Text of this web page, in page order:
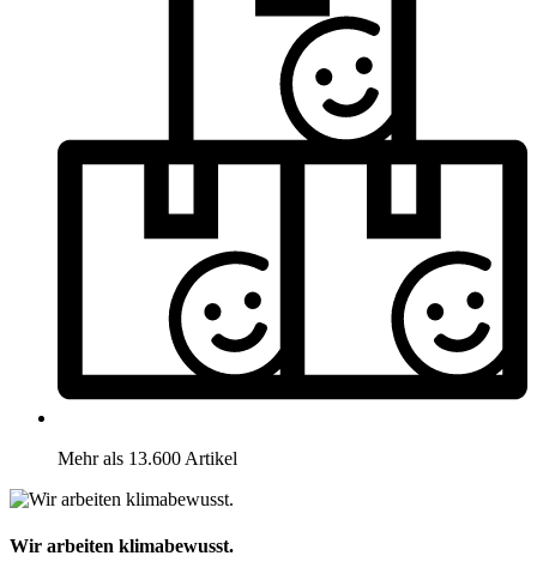
Mehr als 13.600 Artikel
Wir arbeiten klimabewusst.